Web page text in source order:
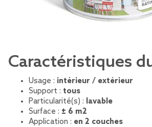
Caractéristiques
Usage : intérieur / extérieur
Support : tous
Particularité(s) : lavable
Surface : ± 6 m2
Application : en 2 couches